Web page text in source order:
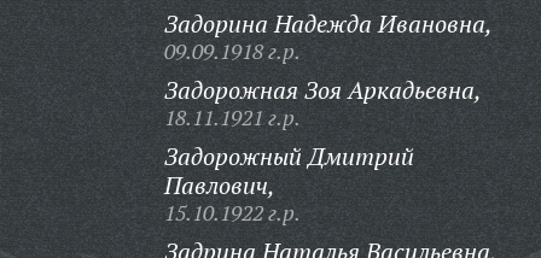
Задорина Надежда Ивановна,
09.09.1918 г.р.
Задорожная Зоя Аркадьевна,
18.11.1921 г.р.
Задорожный Дмитрий
Павлович,
15.10.1922 г.р.
Задрина Наталья Васильевна,